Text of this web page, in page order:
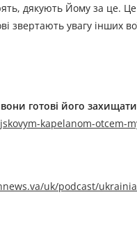
дякують Йому за це.
увагу інших
готові його захищати
kapelanom-otcem-
uk/podcast/